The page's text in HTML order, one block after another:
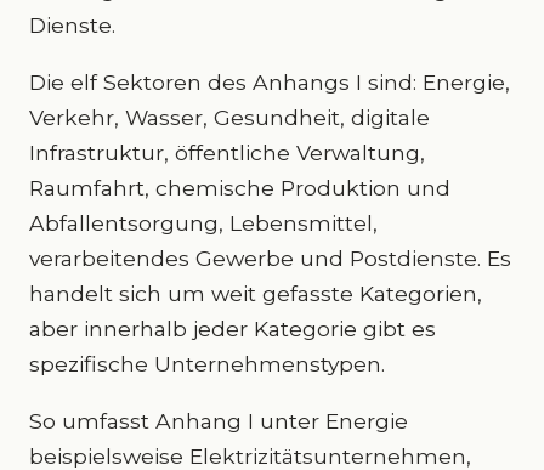
Dienste.
Die elf Sektoren des Anhangs I sind: Energie,
Verkehr, Wasser, Gesundheit, digitale
Infrastruktur, öffentliche Verwaltung,
Raumfahrt, chemische Produktion und
Abfallentsorgung, Lebensmittel,
verarbeitendes Gewerbe und Postdienste. Es
handelt sich um weit gefasste Kategorien,
aber innerhalb jeder Kategorie gibt es
spezifische Unternehmenstypen.
So umfasst Anhang I unter Energie
beispielsweise Elektrizitätsunternehmen,